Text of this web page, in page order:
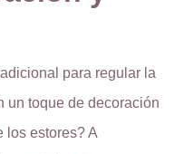
para regular la
un toque de decoración
los estores? A